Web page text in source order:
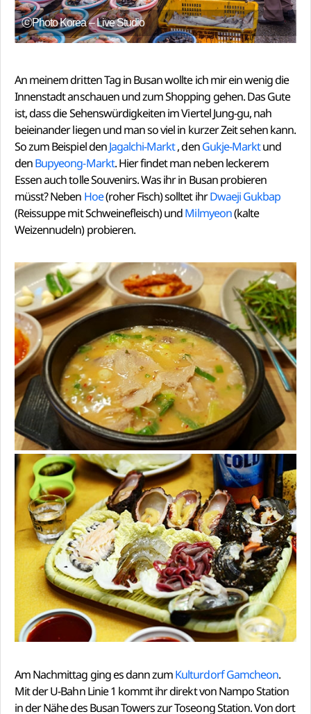
ⓒPhoto Korea – Live Studio
An meinem dritten Tag in Busan wollte ich mir ein wenig die
Innenstadt anschauen und zum Shopping gehen. Das Gute
ist, dass die Sehenswürdigkeiten im Viertel Jung-gu, nah
beieinander liegen und man so viel in kurzer Zeit sehen kann.
So zum Beispiel denJagalchi-Markt, denGukje-Marktund
denBupyeong-Markt. Hier findet man neben leckerem
Essen auch tolle Souvenirs. Was ihr in Busan probieren
müsst? Neben Hoe(roher Fisch) solltet ihrDwaeji Gukbap
(Reissuppe mit Schweinefleisch) undMilmyeon(kalte
Weizennudeln) probieren.
Am Nachmittag ging es dann zumKulturdorf Gamcheon.
Mit der U-Bahn Linie 1 kommt ihr direkt von Nampo Station
in der Nähe des Busan Towers zur Toseong Station. Von dort